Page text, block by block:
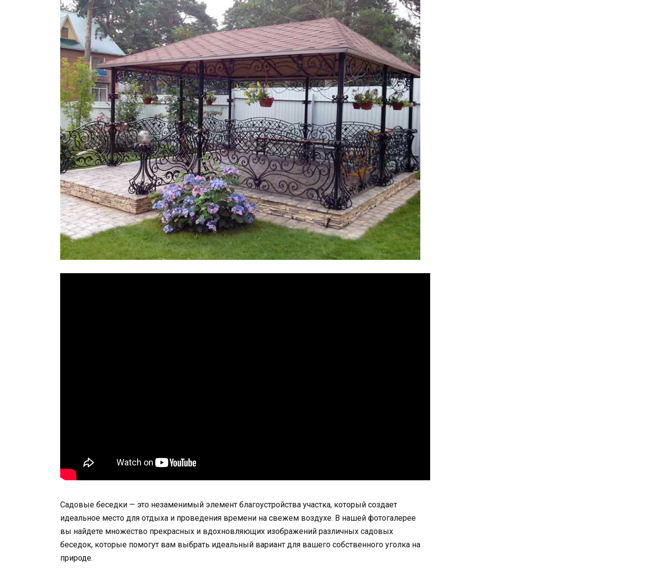
Садовые беседки — это незаменимый элемент благоустройства участка, который создает
идеальное место для отдыха и проведения времени на свежем воздухе. В нашей фотогалерее
вы найдете множество прекрасных и вдохновляющих изображений различных садовых
беседок, которые помогут вам выбрать идеальный вариант для вашего собственного уголка на
природе.